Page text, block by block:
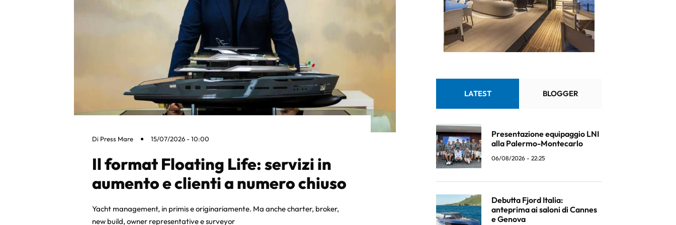
Di Press Mare 15/07/2026 - 10:00
Il format Floating Life: servizi in
aumento e clienti a numero chiuso
Yacht management, in primis e originariamente. Ma anche charter, broker,
new build, owner representative e surveyor
LATEST BLOGGER
Presentazione equipaggio LNI
alla Palermo-Montecarlo
06/08/2026 - 22:25
Debutta Fjord Italia:
anteprima ai saloni di Cannes
e Genova